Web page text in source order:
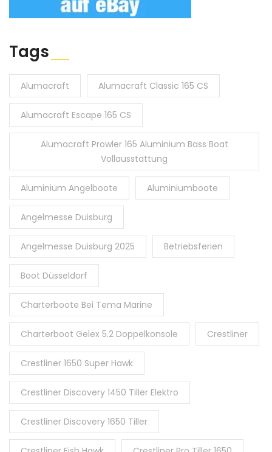
Tags
Alumacraft Alumacraft Classic 165 CS
Alumacraft Escape 165 CS
Alumacraft Prowler 165 Aluminium Bass Boat
Vollausstattung
Aluminium Angelboote Aluminiumboote
Angelmesse Duisburg
Angelmesse Duisburg 2025 Betriebsferien
Boot Düsseldorf
Charterboote Bei Tema Marine
Charterboot Gelex 5.2 Doppelkonsole Crestliner
Crestliner 1650 Super Hawk
Crestliner Discovery 1450 Tiller Elektro
Crestliner Discovery 1650 Tiller